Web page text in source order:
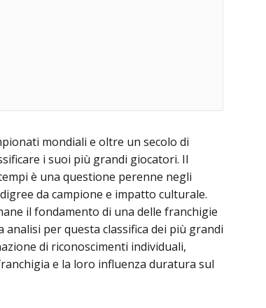
mondiali e oltre un secolo di
i suoi più grandi giocatori. Il
è una questione perenne negli
da campione e impatto culturale.
il fondamento di una delle franchigie
per questa classifica dei più grandi
di riconoscimenti individuali,
e la loro influenza duratura sul